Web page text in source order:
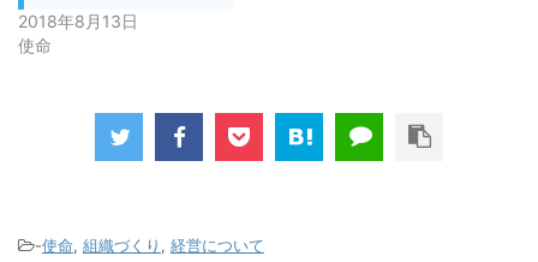
2018年8月13日
使命
-使命, 組織づくり , 経営について